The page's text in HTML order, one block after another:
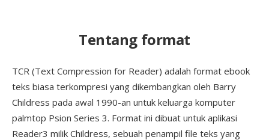
Tentang format
TCR (Text Compression for Reader) adalah format ebook
teks biasa terkompresi yang dikembangkan oleh Barry
Childress pada awal 1990-an untuk keluarga komputer
palmtop Psion Series 3. Format ini dibuat untuk aplikasi
Reader3 milik Childress, sebuah penampil file teks yang